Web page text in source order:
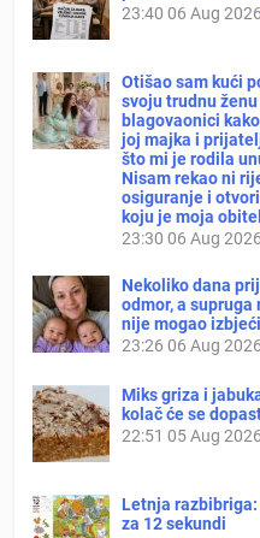
23:40 06 Aug 2026
Otišao sam kući
svoju trudnu
blagovaonici
joj majka i
što mi je rodila
Nisam rekao ni
osiguranje i
koju je moja
23:30 06 Aug 2026
Nekoliko dana
odmor, a
nije mogao izbjeći
23:26 06 Aug 2026
Miks griza i
kolač će se
22:51 05 Aug 2026
Letnja
za 12 sekundi